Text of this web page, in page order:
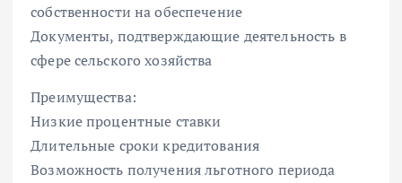
собственности на обеспечение
Документы, подтверждающие деятельность в
сфере сельского хозяйства
Преимущества:
Низкие процентные ставки
Длительные сроки кредитования
Возможность получения льготного периода